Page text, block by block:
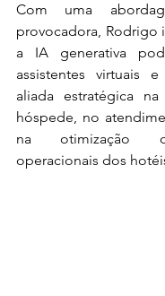
Com uma
provocadora, Rodrigo
a IA generativa
assistentes virtuais
aliada estratégica
hóspede, no
na otimização
operacionais dos